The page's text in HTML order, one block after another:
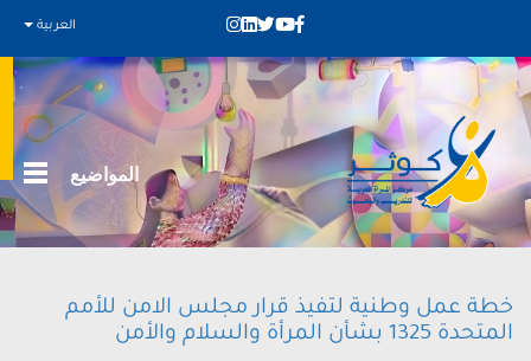
العربية
المواضيع
خطة عمل وطنية لتفيذ قرار مجلس الامن للأمم
المتحدة 1325 بشأن المرأة والسلام والأمن